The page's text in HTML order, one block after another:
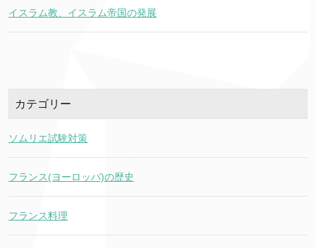
イスラム教、イスラム帝国の発展
カテゴリー
ソムリエ試験対策
フランス(ヨーロッパ)の歴史
フランス料理